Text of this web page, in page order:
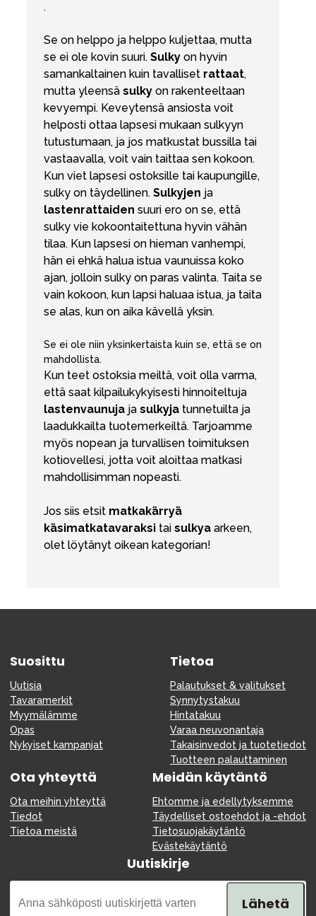
.
Se on helppo ja helppo kuljettaa, mutta
se ei ole kovin suuri. Sulky on hyvin
samankaltainen kuin tavalliset rattaat,
mutta yleensä sulky on rakenteeltaan
kevyempi. Keveytensä ansiosta voit
helposti ottaa lapsesi mukaan sulkyyn
tutustumaan, ja jos matkustat bussilla tai
vastaavalla, voit vain taittaa sen kokoon.
Kun viet lapsesi ostoksille tai kaupungille,
sulky on täydellinen. Sulkyjen ja
lastenrattaiden suuri ero on se, että
sulky vie kokoontaitettuna hyvin vähän
tilaa. Kun lapsesi on hieman vanhempi,
hän ei ehkä halua istua vaunuissa koko
ajan, jolloin sulky on paras valinta. Taita se
vain kokoon, kun lapsi haluaa istua, ja taita
se alas, kun on aika kävellä yksin.
Se ei ole niin yksinkertaista kuin se, että se on
mahdollista.
Kun teet ostoksia meiltä, voit olla varma,
että saat kilpailukykyisesti hinnoiteltuja
lastenvaunuja ja sulkyja tunnetuilta ja
laadukkailta tuotemerkeiltä. Tarjoamme
myös nopean ja turvallisen toimituksen
kotiovellesi, jotta voit aloittaa matkasi
mahdollisimman nopeasti.
Jos siis etsit matkakärryä
käsimatkatavaraksi tai sulkya arkeen,
olet löytänyt oikean kategorian!
Suosittu
Uutisia
Tavaramerkit
Myymälämme
Opas
Nykyiset kampanjat
Tietoa
Palautukset & valitukset
Synnytystakuu
Hintatakuu
Varaa neuvonantaja
Takaisinvedot ja tuotetiedot
Tuotteen palauttaminen
Ota yhteyttä
Ota meihin yhteyttä
Tiedot
Tietoa meistä
Meidän käytäntö
Ehtomme ja edellytyksemme
Täydelliset ostoehdot ja -ehdot
Tietosuojakäytäntö
Evästekäytäntö
Uutiskirje
Lähetä